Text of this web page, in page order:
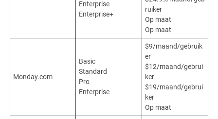
Enterprise
Enterprise+
ruiker
Op maat
Op maat
Monday.com
Basic
Standard
Pro
Enterprise
$9/maand/gebruik
er
$12/maand/gebrui
ker
$19/maand/gebrui
ker
Op maat